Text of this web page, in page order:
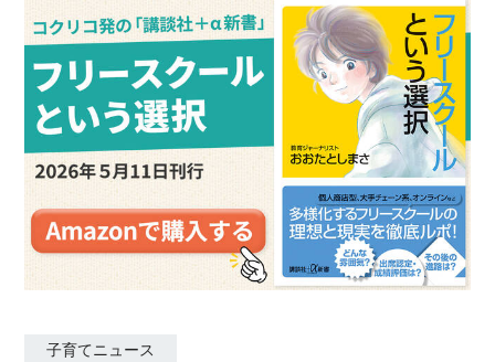
子育てニュース